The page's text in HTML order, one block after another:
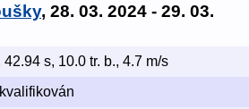
, 28. 03. 2024 - 29. 03.
42.94 s, 10.0 tr. b., 4.7 m/s